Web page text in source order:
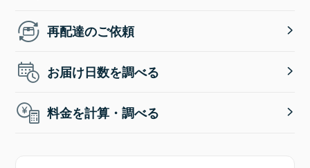
再配達のご依頼
お届け日数を調べる
料金を計算・調べる